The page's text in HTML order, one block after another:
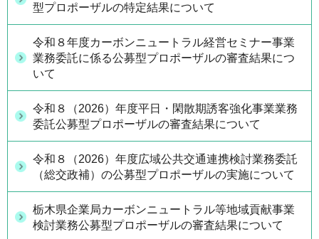
型プロポーザルの特定結果について
令和８年度カーボンニュートラル経営セミナー事業
業務委託に係る公募型プロポーザルの審査結果につ
いて
令和８（2026）年度平日・閑散期誘客強化事業業務
委託公募型プロポーザルの審査結果について
令和８（2026）年度広域公共交通連携検討業務委託
（総交政補）の公募型プロポーザルの実施について
栃木県企業局カーボンニュートラル等地域貢献事業
検討業務公募型プロポーザルの審査結果について